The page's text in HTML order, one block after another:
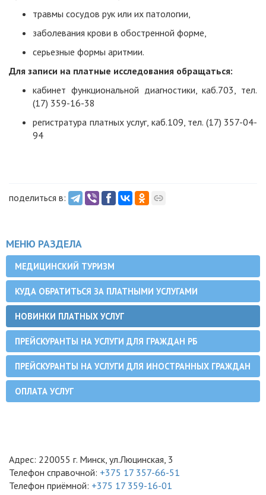
травмы сосудов рук или их патологии,
заболевания крови в обостренной форме,
серьезные формы аритмии.
Для записи на платные исследования обращаться:
кабинет функциональной диагностики, каб.703, тел.
(17) 359-16-38
регистратура платных услуг, каб.109, тел. (17) 357-04-
94
поделиться в:
МЕНЮ РАЗДЕЛА
МЕДИЦИНСКИЙ ТУРИЗМ
КУДА ОБРАТИТЬСЯ ЗА ПЛАТНЫМИ УСЛУГАМИ
НОВИНКИ ПЛАТНЫХ УСЛУГ
ПРЕЙСКУРАНТЫ НА УСЛУГИ ДЛЯ ГРАЖДАН РБ
ПРЕЙСКУРАНТЫ НА УСЛУГИ ДЛЯ ИНОСТРАННЫХ ГРАЖДАН
ОПЛАТА УСЛУГ
Адрес: 220055 г. Минск, ул.Люцинская, 3
Телефон справочной: +375 17 357-66-51
Телефон приёмной: +375 17 359-16-01